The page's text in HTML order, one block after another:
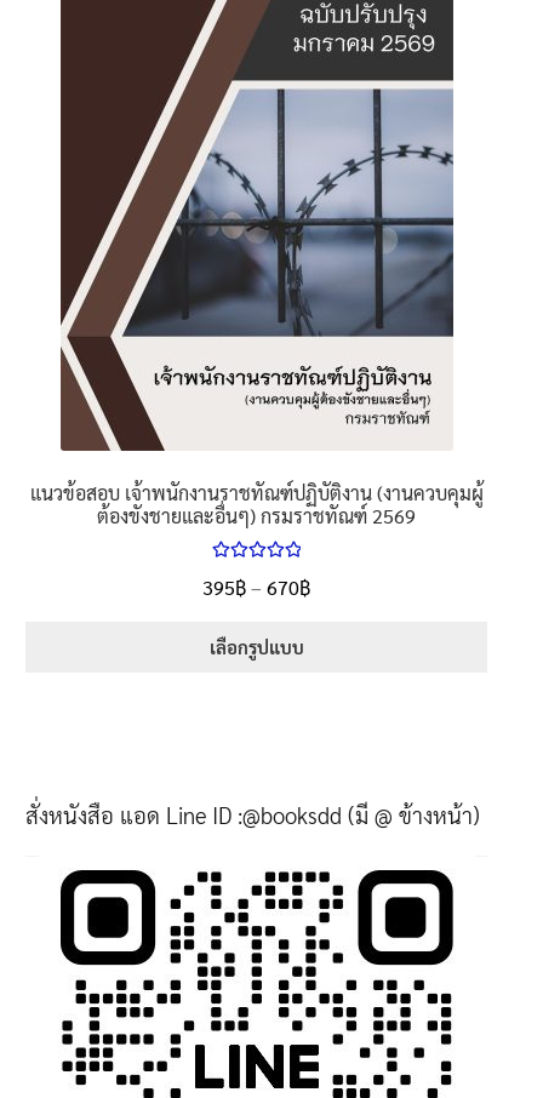
แนวข้อสอบ เจ้าพนักงานราชทัณฑ์ปฏิบัติงาน (งานควบคุมผู้
ต้องขังชายและอื่นๆ) กรมราชทัณฑ์ 2569
5.00
ตั้งแต่
395฿– 670฿
เลือกรูปแบบ
สั่งหนังสือ แอด Line ID :@booksdd (มี @ ข้างหน้า)